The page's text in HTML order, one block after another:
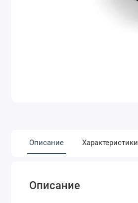
Описание Характеристики
Описание